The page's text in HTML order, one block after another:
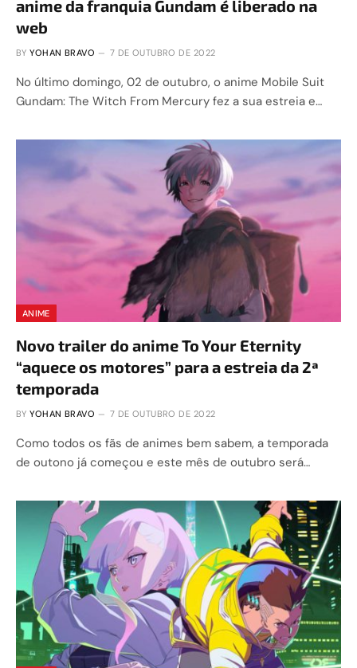
anime da franquia Gundam é liberado na
web
BY YOHAN BRAVO 7 DE OUTUBRO DE 2022
No último domingo, 02 de outubro, o anime Mobile Suit
Gundam: The Witch From Mercury fez a sua estreia e…
ANIME
Novo trailer do anime To Your Eternity
“aquece os motores” para a estreia da 2ª
temporada
BY YOHAN BRAVO 7 DE OUTUBRO DE 2022
Como todos os fãs de animes bem sabem, a temporada
de outono já começou e este mês de outubro será…